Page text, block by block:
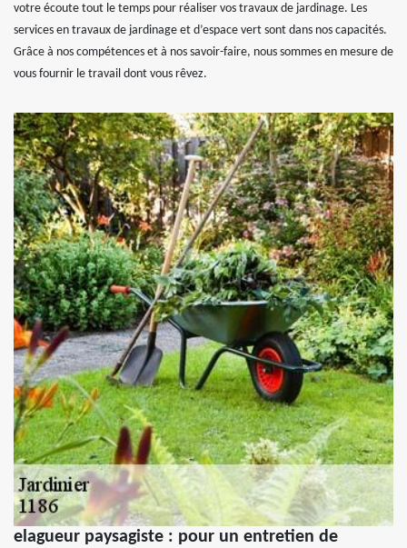
votre écoute tout le temps pour réaliser vos travaux de jardinage. Les
services en travaux de jardinage et d’espace vert sont dans nos capacités.
Grâce à nos compétences et à nos savoir-faire, nous sommes en mesure de
vous fournir le travail dont vous rêvez.
elagueur paysagiste : pour un entretien de